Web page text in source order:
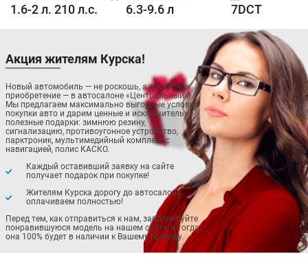
1.6-2 л. 210 л.с. 6.3-9.6 л 7DCT
Акция жителям Курска!
Новый автомобиль — не роскошь, а доступное
приобретение — в автосалоне «Центральный»!
Мы предлагаем максимально выгодные условия
покупки авто и дарим ценные и исключительно
полезные подарки: зимнюю резину,
сигнализацию, противоугонное устройство,
парктроник, мультимедийный комплекс с
навигацией, полис КАСКО.
Каждый оставивший заявку на сайте
получает подарок при покупке!
Жителям Курска дорогу до автосалона
оплачиваем полностью!
Перед тем, как отправиться к нам, забронируйте
понравившуюся модель на нашем сайте, и тогда
она 100% будет в наличии к Вашему приезду.